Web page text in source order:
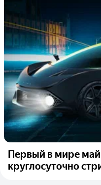
Первый в мире
круглосуточно